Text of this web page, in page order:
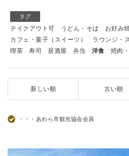
タグ
テイクアウト可 うどん・そば
お好み
カフェ・菓子（スイーツ）
ラウンジ・
喫茶
寿司 居酒屋 弁当 洋食 焼肉
新しい順 古い順
・・・あわら市観光協会会員